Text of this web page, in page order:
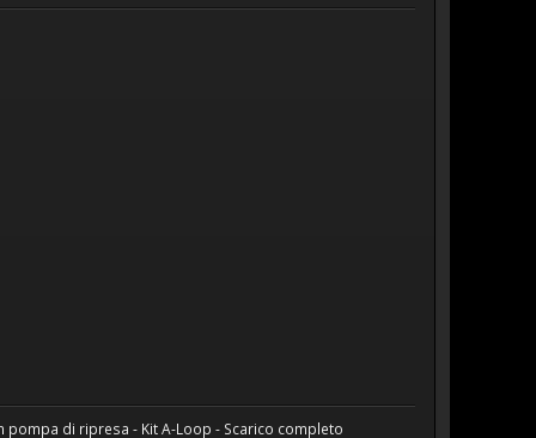
pompa di ripresa - Kit A-Loop - Scarico completo